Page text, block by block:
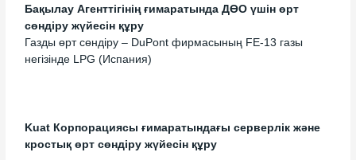
Бақылау Агенттігінің ғимаратында ДӨО үшін өрт
сөндіру жүйесін құру
Газды өрт сөндіру – DuPont фирмасының FE-13 газы
негізінде LPG (Испания)
Kuat Корпорациясы ғимаратындағы серверлік және
кростық өрт сөндіру жүйесін құру